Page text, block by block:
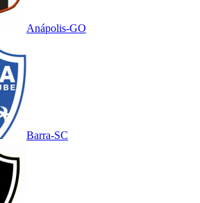
Anápolis-GO
Barra-SC